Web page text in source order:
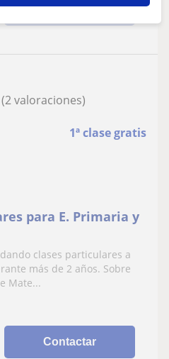
Contactar
1ª clase gratis
(2 valoraciones)
para E. Primaria y
clases particulares a
más de 2 años. Sobre
Mate...
Contactar